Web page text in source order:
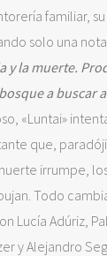
familiar,
solo una
y la muerte.
a buscar
«Luntai»
que,
irrumpe,
Todo
Lucía Adúriz,
y Alejandro